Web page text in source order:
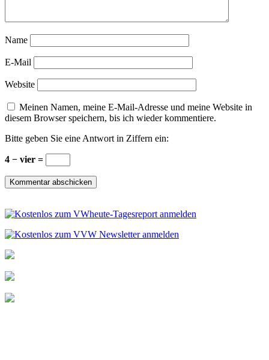
Name
E-Mail
Website
Meinen Namen, meine E-Mail-Adresse und meine Website in
diesem Browser speichern, bis ich wieder kommentiere.
Bitte geben Sie eine Antwort in Ziffern ein:
4 − vier =